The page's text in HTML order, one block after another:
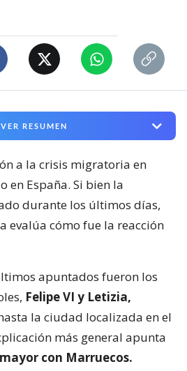
VER RESUMEN
a la crisis migratoria en
en España. Si bien la
durante los últimos días,
evalúa cómo fue la reacción
apuntados fueron los
Felipe VI y Letizia,
la ciudad localizada en el
más general apunta
con Marruecos.